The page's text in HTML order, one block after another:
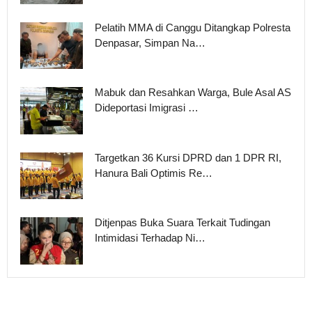
Pelatih MMA di Canggu Ditangkap Polresta
Denpasar, Simpan Na…
Mabuk dan Resahkan Warga, Bule Asal AS
Dideportasi Imigrasi …
Targetkan 36 Kursi DPRD dan 1 DPR RI,
Hanura Bali Optimis Re…
Ditjenpas Buka Suara Terkait Tudingan
Intimidasi Terhadap Ni…